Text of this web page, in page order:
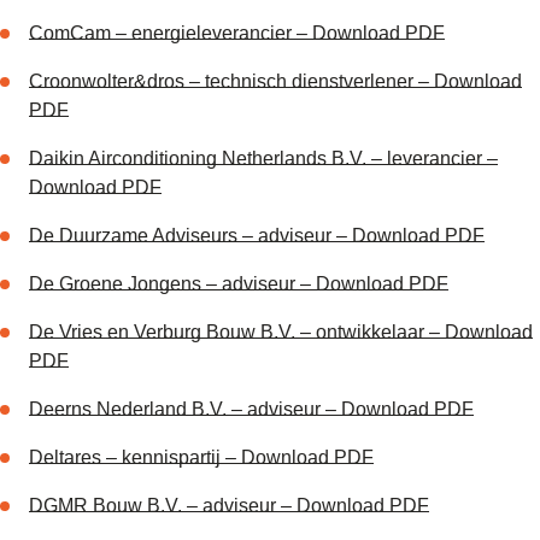
ComCam – energieleverancier – Download PDF
Croonwolter&dros – technisch dienstverlener – Download
PDF
Daikin Airconditioning Netherlands B.V. – leverancier –
Download PDF
De Duurzame Adviseurs – adviseur – Download PDF
De Groene Jongens – adviseur – Download PDF
De Vries en Verburg Bouw B.V. – ontwikkelaar – Download
PDF
Deerns Nederland B.V. – adviseur – Download PDF
Deltares – kennispartij – Download PDF
DGMR Bouw B.V. – adviseur – Download PDF